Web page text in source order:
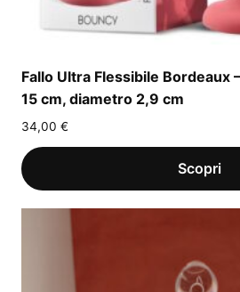
Fallo Ultra Flessibile Bordeaux
15 cm, diametro 2,9 cm
34,00 €